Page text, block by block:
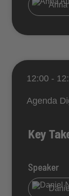
Anna
12:00 -
Agenda
Key
Speaker